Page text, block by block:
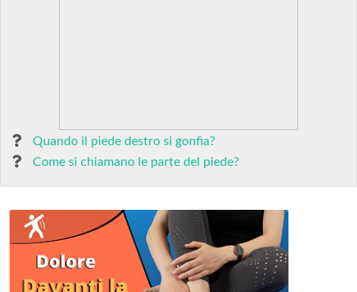
Quando il piede destro si gonfia?
Come si chiamano le parte del piede?